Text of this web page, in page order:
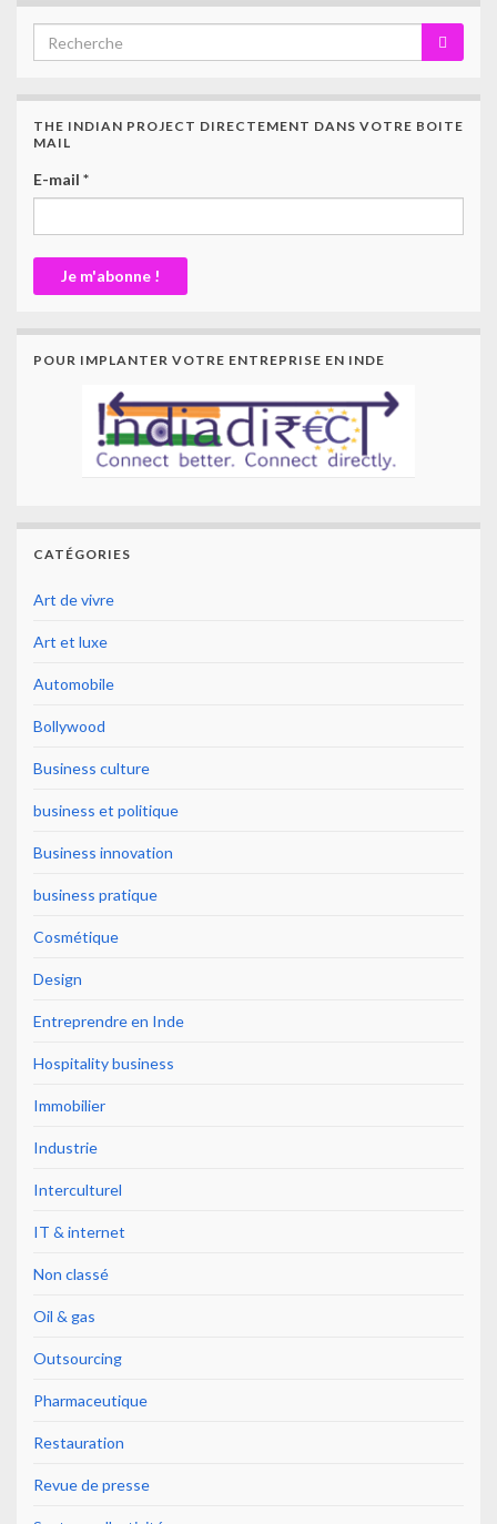
THE INDIAN PROJECT DIRECTEMENT DANS VOTRE BOITE
MAIL
E-mail *
POUR IMPLANTER VOTRE ENTREPRISE EN INDE
CATÉGORIES
Art de vivre
Art et luxe
Automobile
Bollywood
Business culture
business et politique
Business innovation
business pratique
Cosmétique
Design
Entreprendre en Inde
Hospitality business
Immobilier
Industrie
Interculturel
IT & internet
Non classé
Oil & gas
Outsourcing
Pharmaceutique
Restauration
Revue de presse